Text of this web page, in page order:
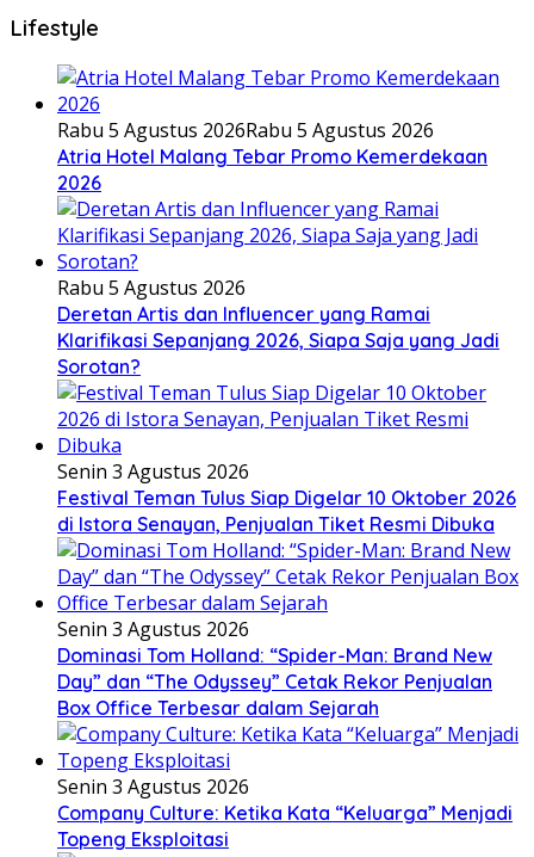
Lifestyle
Rabu 5 Agustus 2026Rabu 5 Agustus 2026
Atria Hotel Malang Tebar Promo Kemerdekaan
2026
Rabu 5 Agustus 2026
Deretan Artis dan Influencer yang Ramai
Klarifikasi Sepanjang 2026, Siapa Saja yang Jadi
Sorotan?
Senin 3 Agustus 2026
Festival Teman Tulus Siap Digelar 10 Oktober 2026
di Istora Senayan, Penjualan Tiket Resmi Dibuka
Senin 3 Agustus 2026
Dominasi Tom Holland: “Spider-Man: Brand New
Day” dan “The Odyssey” Cetak Rekor Penjualan
Box Office Terbesar dalam Sejarah
Senin 3 Agustus 2026
Company Culture: Ketika Kata “Keluarga” Menjadi
Topeng Eksploitasi